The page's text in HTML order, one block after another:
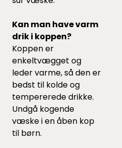
Kan man have varm
drik i koppen?
Koppen er
enkeltvægget og
leder varme, så den er
bedst til kolde og
tempererede drikke.
Undgå kogende
væske i en åben kop
til børn.